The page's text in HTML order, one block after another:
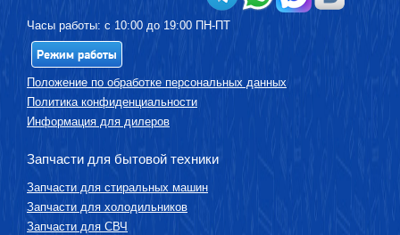
Часы работы: с 10:00 до 19:00 ПН-ПТ
Режим работы
Положение по обработке персональных данных
Политика конфиденциальности
Информация для дилеров
Запчасти для бытовой техники
Запчасти для стиральных машин
Запчасти для холодильников
Запчасти для СВЧ